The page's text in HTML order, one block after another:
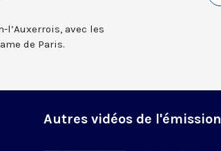
l’Auxerrois, avec les
de Paris.
Autres vidéos de l'émission